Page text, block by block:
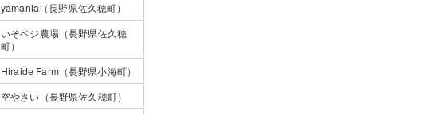
yamania（長野県佐久穂町）
いそベジ農場（長野県佐久穂
町）
Hiraide Farm（長野県小海町）
空やさい（長野県佐久穂町）